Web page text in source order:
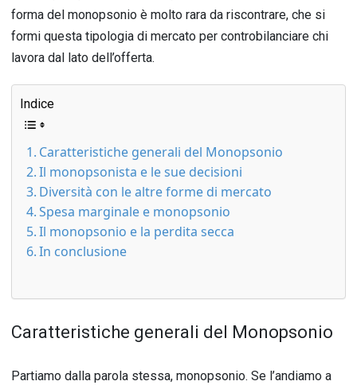
forma del monopsonio è molto rara da riscontrare, che si
formi questa tipologia di mercato per controbilanciare chi
lavora dal lato dell’offerta.
Indice
Caratteristiche generali del Monopsonio
Il monopsonista e le sue decisioni
Diversità con le altre forme di mercato
Spesa marginale e monopsonio
Il monopsonio e la perdita secca
In conclusione
Caratteristiche generali del Monopsonio
Partiamo dalla parola stessa, monopsonio. Se l’andiamo a